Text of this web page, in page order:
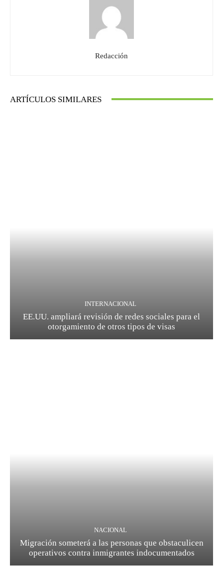
Redacción
ARTÍCULOS SIMILARES
INTERNACIONAL
EE.UU. ampliará revisión de redes sociales para el
otorgamiento de otros tipos de visas
NACIONAL
Migración someterá a las personas que obstaculicen
operativos contra inmigrantes indocumentados